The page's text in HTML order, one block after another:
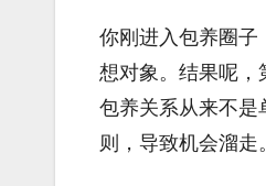
你刚进入包养圈子
想对象。结果呢，
包养关系从来不是
则，导致机会溜走。